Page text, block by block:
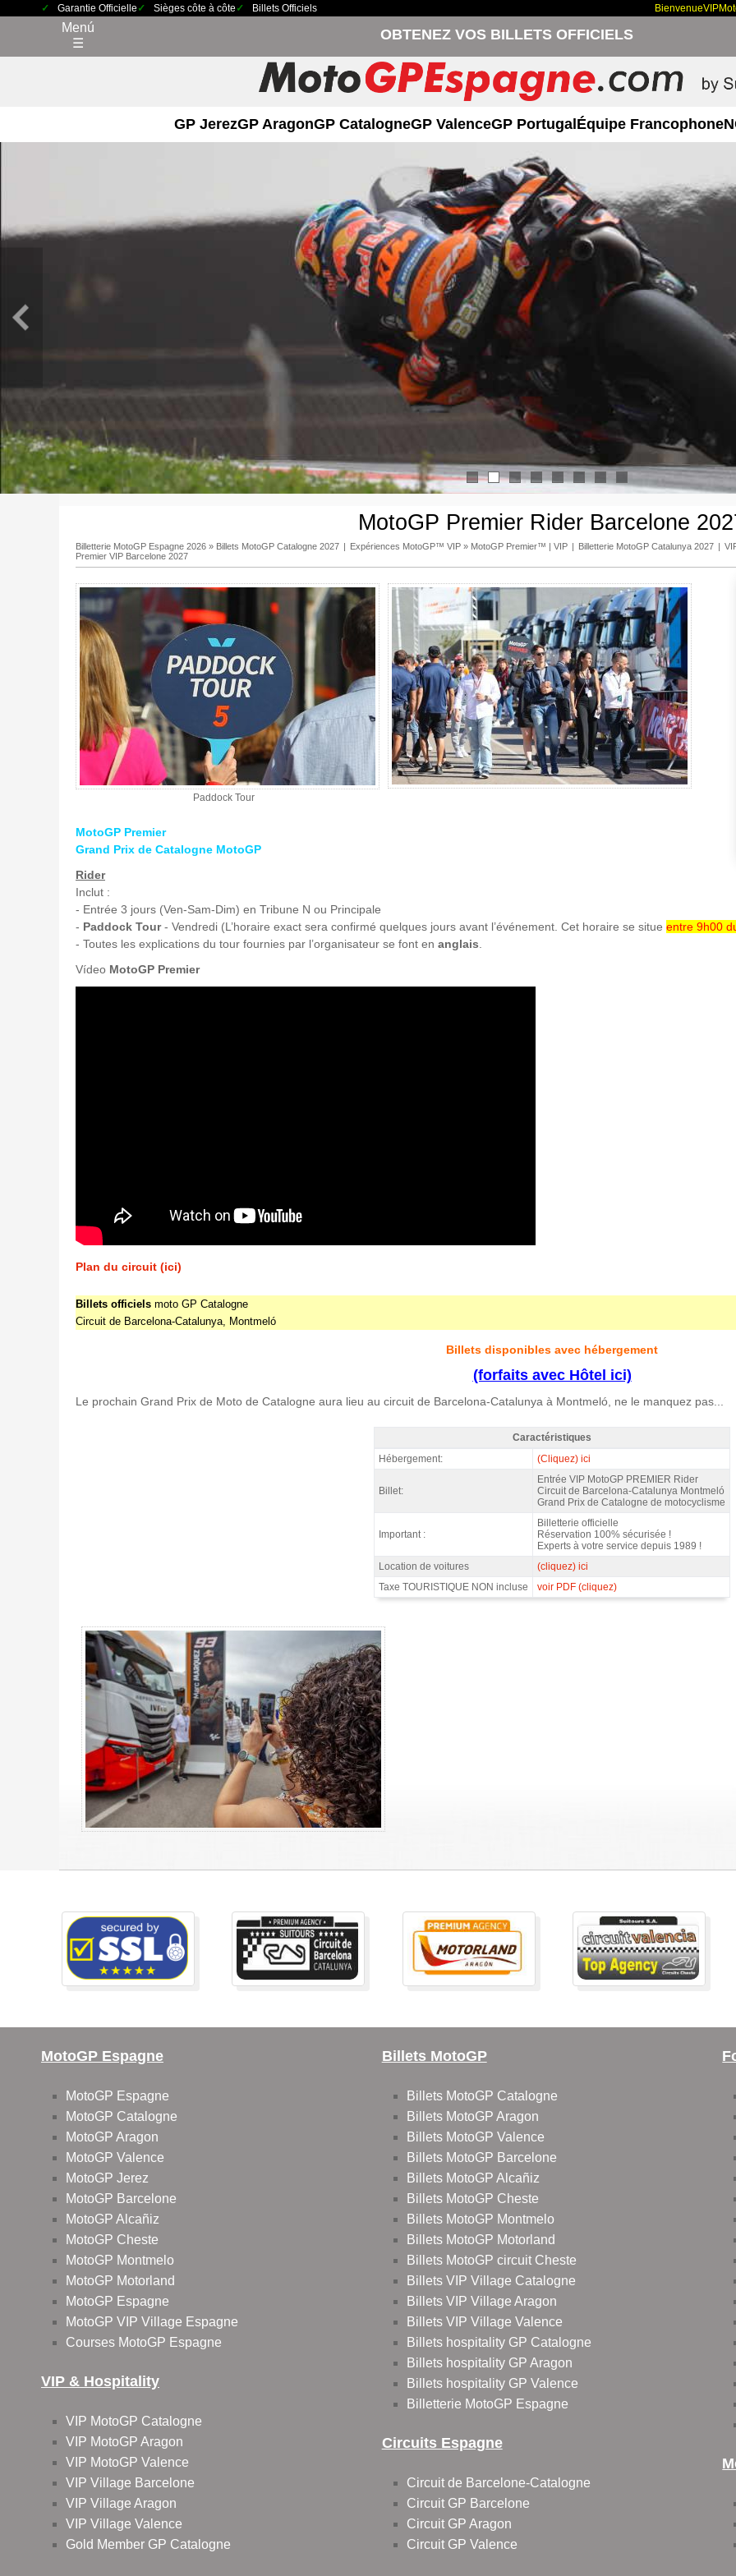
Garantie Officielle Sièges côte à côte Billets Officiels BienvenueVIP
Menú
☰
OBTENEZ VOS BILLETS OFFICIELS
GP JerezGP AragonGP CatalogneGP ValenceGP PortugalÉquipe Francophone
1 3 4
MotoGP Premier Rider Barcelone
Billetterie MotoGP Espagne 2026 » Billets MotoGP Catalogne 2027 | Expériences MotoGP™ VIP » MotoGP Premier™ | VIP | Billetterie MotoGP Catalunya 2027 |
Premier VIP Barcelone 2027
Paddock Tour
MotoGP Premier
Grand Prix de Catalogne MotoGP
Rider
Inclut :
- Entrée 3 jours (Ven-Sam-Dim) en Tribune N ou Principale
- Paddock Tour- Vendredi (L’horaire exact sera confirmé quelques jours avant l’événement. Cet horaire se situe entre 9h00
- Toutes les explications du tour fournies par l’organisateur se font en anglais
Vídeo MotoGP Premier
Plan du circuit (ici)
Billets officiels moto GP Catalogne
Circuit de Barcelona-Catalunya, Montmeló
Billets disponibles avec hébergement
(forfaits avec Hôtel ici)
Le prochain Grand Prix de Moto de Catalogne aura lieu au circuit de Barcelona-Catalunya à Montmeló, ne le manquez pas...
MotoGP Premier Rider Barcelone 2027 - Caractéristiques
Caractéristiques
Hébergement:
(Cliquez) ici
Billet:
Entrée VIP MotoGP PREMIER Rider
Circuit de Barcelona-Catalunya Montmeló
Grand Prix de Catalogne de motocyclisme
Important :
Billetterie officielle
Réservation 100% sécurisée !
Experts à votre service depuis 1989 !
Location de voitures
(cliquez) ici
Taxe TOURISTIQUE NON incluse
voir PDF (cliquez)
MotoGP Espagne
MotoGP Espagne
MotoGP Catalogne
MotoGP Aragon
MotoGP Valence
MotoGP Jerez
MotoGP Barcelone
MotoGP Alcañiz
MotoGP Cheste
MotoGP Montmelo
MotoGP Motorland
MotoGP Espagne
MotoGP VIP Village Espagne
Courses MotoGP Espagne
VIP & Hospitality
VIP MotoGP Catalogne
VIP MotoGP Aragon
VIP MotoGP Valence
VIP Village Barcelone
VIP Village Aragon
VIP Village Valence
Gold Member GP Catalogne
Billets MotoGP
Billets MotoGP Catalogne
Billets MotoGP Aragon
Billets MotoGP Valence
Billets MotoGP Barcelone
Billets MotoGP Alcañiz
Billets MotoGP Cheste
Billets MotoGP Montmelo
Billets MotoGP Motorland
Billets MotoGP circuit Cheste
Billets VIP Village Catalogne
Billets VIP Village Aragon
Billets VIP Village Valence
Billets hospitality GP Catalogne
Billets hospitality GP Aragon
Billets hospitality GP Valence
Billetterie MotoGP Espagne
Circuits Espagne
Circuit de Barcelone-Catalogne
Circuit GP Barcelone
Circuit GP Aragon
Circuit GP Valence